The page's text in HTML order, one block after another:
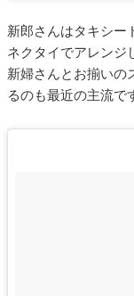
新郎さんはタキシー
ネクタイでアレン
新婦さんとお揃いの
るのも最近の主流で